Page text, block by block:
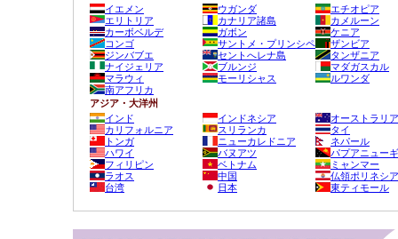
イエメン
ウガンダ
エチオピア
エリトリア
カナリア諸島
カメルーン
カーボベルデ
ガボン
ケニア
コンゴ
サントメ・プリンシペ
ザンビア
ジンバブエ
セントへレナ島
タンザニア
ナイジェリア
ブルンジ
マダガスカル
マラウィ
モーリシャス
ルワンダ
南アフリカ
アジア・大洋州
インド
インドネシア
オーストラリア
カリフォルニア
スリランカ
タイ
トンガ
ニューカレドニア
ネパール
ハワイ
バヌアツ
パプアニュー
フィリピン
ベトナム
ミャンマー
ラオス
中国
仏領ポリネシア
台湾
日本 東ティモール